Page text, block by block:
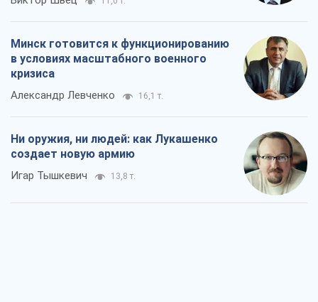
Минск готовится к функционированию
в условиях масштабного военного
кризиса
Александр Левченко 16,1 т.
Ни оружия, ни людей: как Лукашенко
создает новую армию
Игар Тышкевич 13,8 т.